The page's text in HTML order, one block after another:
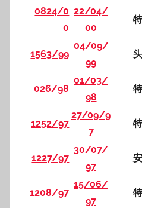
0824/0
0
22/04/
00
1563/99
04/09/
99
026/98
01/03/
98
1252/97
27/09/9
7
1227/97
30/07/
97
1208/97
15/06/
97